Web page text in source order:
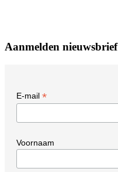
Aanmelden nieuwsbrief
E-mail *
Voornaam